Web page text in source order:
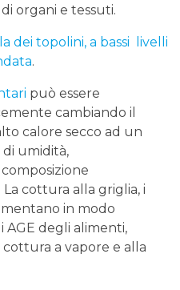
organi e tessuti.
dei topolini, a bassi livelli
.
può essere
cambiando il
calore secco ad un
di umidità,
cottura alla griglia, i
in modo
degli alimenti,
a vapore e alla